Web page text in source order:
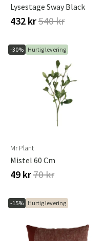
Lysestage Sway Black
432 kr540 kr
-30% Hurtig levering
Mr Plant
Mistel 60 Cm
49 kr70 kr
-15% Hurtig levering